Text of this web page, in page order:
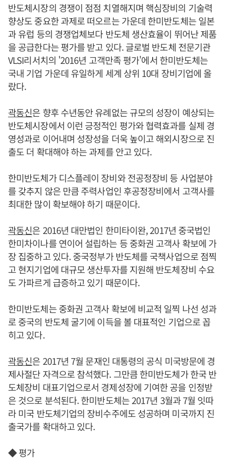
반도체시장의 경쟁이 점점 치열해지며 핵심장비의 기술력
향상도 중요한 과제로 떠오르는 가운데 한미반도체는 일본
과 유럽 등의 경쟁업체보다 반도체 생산효율이 뛰어난 제품
을 공급한다는 평가를 받고 있다. 글로벌 반도체 전문기관
VLSI리서치의 '2016년 고객만족 평가'에서 한미반도체는
국내 기업 가운데 유일하게 세계 상위 10대 장비기업에 올
랐다.
곽동신은 향후 수년동안 유례없는 규모의 성장이 예상되는
반도체시장에서 이런 긍정적인 평가와 협력효과를 실제 경
영성과로 이어내며 성장성을 더욱 높이고 해외시장으로 진
출도 더 확대해야 하는 과제를 안고 있다.
한미반도체가 디스플레이 장비와 전공정장비 등 사업분야
를 갖추지 않은 만큼 주력사업인 후공정장비에서 고객사를
최대한 많이 확보해야 하기 때문이다.
곽동신은 2016년 대만법인 한미타이완, 2017년 중국법인
한미차이나를 연이어 설립하는 등 중화권 고객사 확보에 가
장 집중하고 있다. 중국정부가 반도체를 국책사업으로 점찍
고 현지기업에 대규모 생산투자를 지원해 반도체장비 수요
도 가파르게 급증하고 있기 때문이다.
한미반도체는 중화권 고객사 확보에 비교적 일찍 나선 성과
로 중국의 반도체 굴기에 이득을 볼 대표적인 기업으로 꼽
히고 있다.
곽동신은 2017년 7월 문재인 대통령의 공식 미국방문에 경
제사절단 자격으로 참석했다. 그만큼 한미반도체가 한국 반
도체장비 대표기업으로서 경제성장에 기여한 공을 인정받
은 것으로 분석된다. 한미반도체는 2017년 3월과 7월 잇따
라 미국 반도체기업의 장비수주에도 성공하며 미국까지 진
출국가를 확대하고 있다.
◆ 평가